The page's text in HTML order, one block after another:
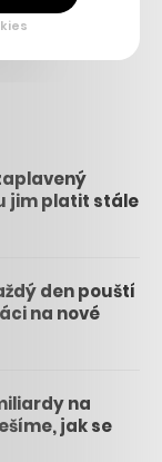
jim platit stále
den pouští
na nové
na
jak se